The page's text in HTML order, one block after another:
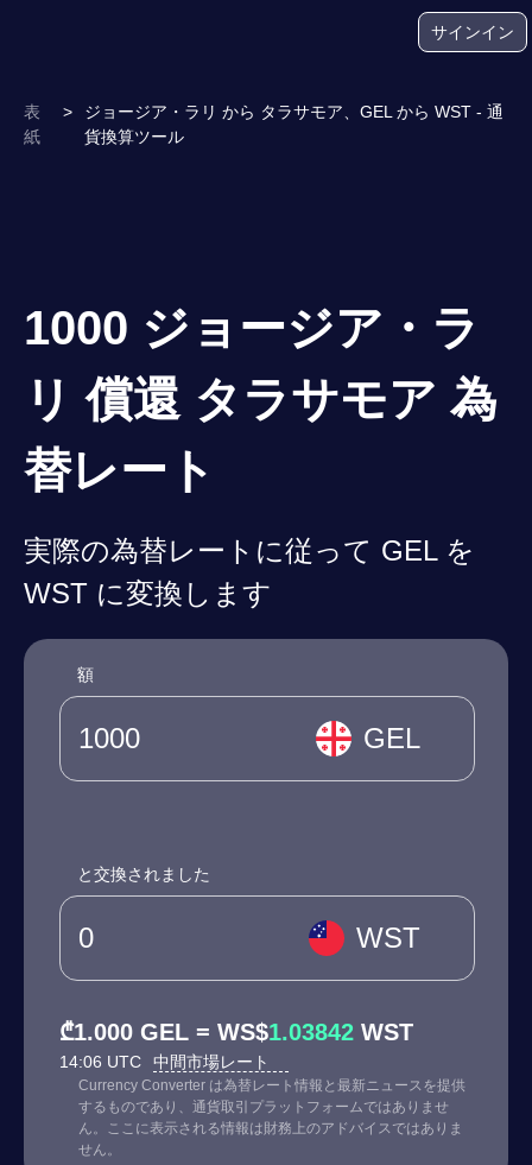
サインイン
表
紙
>
ジョージア・ラリ から タラサモア、GEL から WST - 通
貨換算ツール
1000 ジョージア・ラ
リ 償還 タラサモア 為
替レート
実際の為替レートに従って GEL を
WST に変換します
額
GEL
と交換されました
WST
₾1.000 GEL = WS$1.03842 WST
14:06 UTC 中間市場レート
Currency Converter は為替レート情報と最新ニュースを提供
するものであり、通貨取引プラットフォームではありませ
ん。ここに表示される情報は財務上のアドバイスではありま
せん。